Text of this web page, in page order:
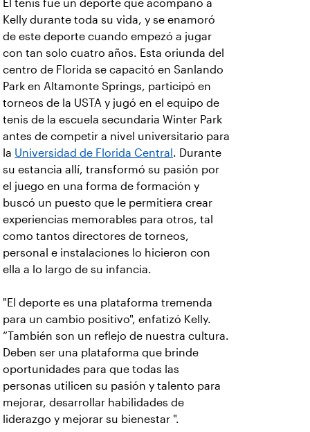
El tenis fue un deporte que acompañó a
Kelly durante toda su vida, y se enamoró
de este deporte cuando empezó a jugar
con tan solo cuatro años. Esta oriunda del
centro de Florida se capacitó en Sanlando
Park en Altamonte Springs, participó en
torneos de la USTA y jugó en el equipo de
tenis de la escuela secundaria Winter Park
antes de competir a nivel universitario para
la Universidad de Florida Central . Durante
su estancia allí, transformó su pasión por
el juego en una forma de formación y
buscó un puesto que le permitiera crear
experiencias memorables para otros, tal
como tantos directores de torneos,
personal e instalaciones lo hicieron con
ella a lo largo de su infancia.
"El deporte es una plataforma tremenda
para un cambio positivo", enfatizó Kelly.
“También son un reflejo de nuestra cultura.
Deben ser una plataforma que brinde
oportunidades para que todas las
personas utilicen su pasión y talento para
mejorar, desarrollar habilidades de
liderazgo y mejorar su bienestar ".